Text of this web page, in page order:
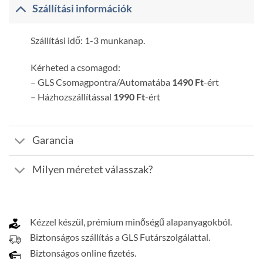
Szállítási információk
Szállítási idő: 1-3 munkanap.
Kérheted a csomagod:
– GLS Csomagpontra/Automatába 1490 Ft-ért
– Házhozszállítással 1990 Ft-ért
Garancia
Milyen méretet válasszak?
Kézzel készül, prémium minőségű alapanyagokból.
Biztonságos szállítás a GLS Futárszolgálattal.
Biztonságos online fizetés.